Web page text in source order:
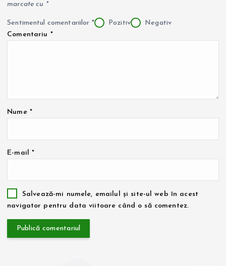
marcate cu *
Sentimentul comentariilor * Pozitiv
Negativ
Comentariu *
Nume *
E-mail*
Salvează-mi numele, emailul și site-ul web în acest
navigator pentru data viitoare când o să comentez.